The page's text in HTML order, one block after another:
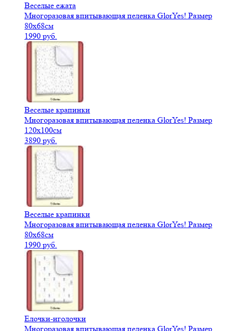
Веселые ежата
Многоразовая впитывающая пеленка GlorYes! Размер
80х68см
1990 руб.
Веселые крапинки
Многоразовая впитывающая пеленка GlorYes! Размер
120х100см
3890 руб.
Веселые крапинки
Многоразовая впитывающая пеленка GlorYes! Размер
80х68см
1990 руб.
Елочки-иголочки
Многоразовая впитывающая пеленка GlorYes! Размер